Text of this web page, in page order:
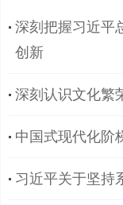
深刻把握习近平
创新
深刻认识文化繁
中国式现代化阶
习近平关于坚持